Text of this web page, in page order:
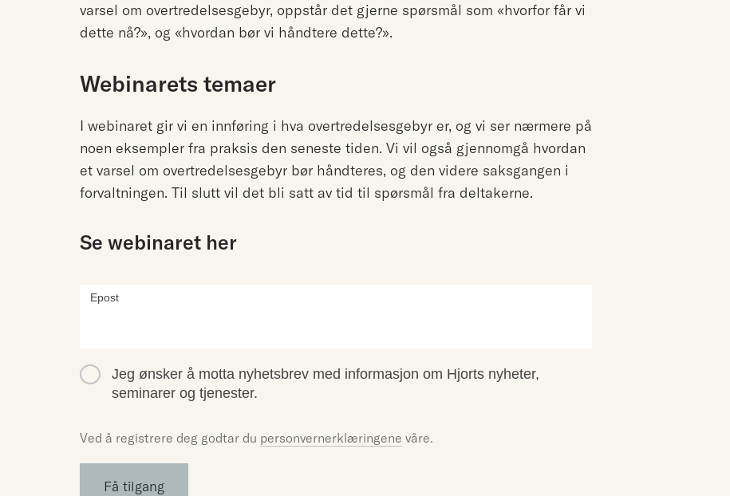
varsel om overtredelsesgebyr, oppstår det gjerne spørsmål som «hvorfor får vi
dette nå?», og «hvordan bør vi håndtere dette?».
Webinarets temaer
I webinaret gir vi en innføring i hva overtredelsesgebyr er, og vi ser nærmere på
noen eksempler fra praksis den seneste tiden. Vi vil også gjennomgå hvordan
et varsel om overtredelsesgebyr bør håndteres, og den videre saksgangen i
forvaltningen. Til slutt vil det bli satt av tid til spørsmål fra deltakerne.
Se webinaret her
Overtredelsesgebyrer
Epost
Jeg ønsker å motta nyhetsbrev med informasjon om Hjorts nyheter,
seminarer og tjenester.
Ved å registrere deg godtar du personvernerklæringene våre.
Få tilgang